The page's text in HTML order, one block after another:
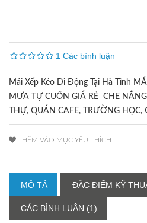
1 Các bình luận
Mái Xếp Kéo Di Động Tại Hà Tĩnh
MƯA TỰ CUỐN GIÁ RẺ CHE
THỰ, QUÁN CAFE, TRƯỜNG HỌC,
THÊM VÀO MỤC YÊU THÍCH
MÔ TẢ ĐẶC ĐIỂM KỸ
CÁC BÌNH LUẬN (1)